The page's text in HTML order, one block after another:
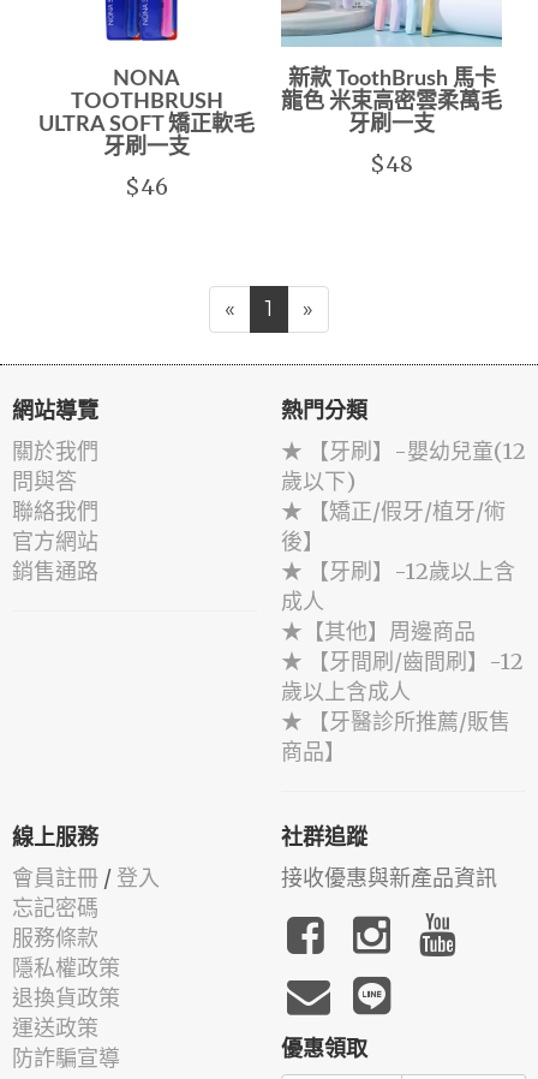
NONA
TOOTHBRUSH
ULTRA SOFT 矯正軟毛
牙刷一支
$46
新款 ToothBrush 馬卡
龍色 米束高密雲柔萬毛
牙刷一支
$48
« 1 »
網站導覽
關於我們
問與答
聯絡我們
官方網站
銷售通路
熱門分類
★ 【牙刷】-嬰幼兒童(12
歲以下)
★ 【矯正/假牙/植牙/術
後】
★ 【牙刷】-12歲以上含
成人
★【其他】周邊商品
★ 【牙間刷/齒間刷】-12
歲以上含成人
★ 【牙醫診所推薦/販售
商品】
線上服務
會員註冊 / 登入
忘記密碼
服務條款
隱私權政策
退換貨政策
運送政策
防詐騙宣導
社群追蹤
接收優惠與新產品資訊
優惠領取